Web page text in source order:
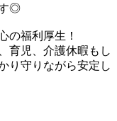
す◎
の福利厚生！
育児、介護休暇もし
り守りながら安定し